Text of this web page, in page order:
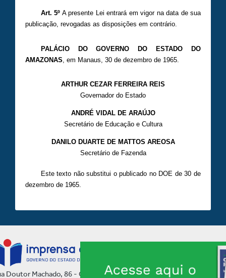
Art. 5º A presente Lei entrará em vigor na data de sua
publicação, revogadas as disposições em contrário.
PALÁCIO DO GOVERNO DO ESTADO DO
AMAZONAS , em Manaus, 30 de dezembro de 1965.
ARTHUR CEZAR FERREIRA REIS
Governador do Estado
ANDRÉ VIDAL DE ARAÚJO
Secretário de Educação e Cultura
DANILO DUARTE DE MATTOS AREOSA
Secretário de Fazenda
Este texto não substitui o publicado no DOE de 30 de
dezembro de 1965.
Doutor Machado, 86 - Centro